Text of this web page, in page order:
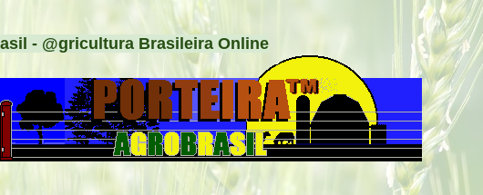
- @gricultura Brasileira Online